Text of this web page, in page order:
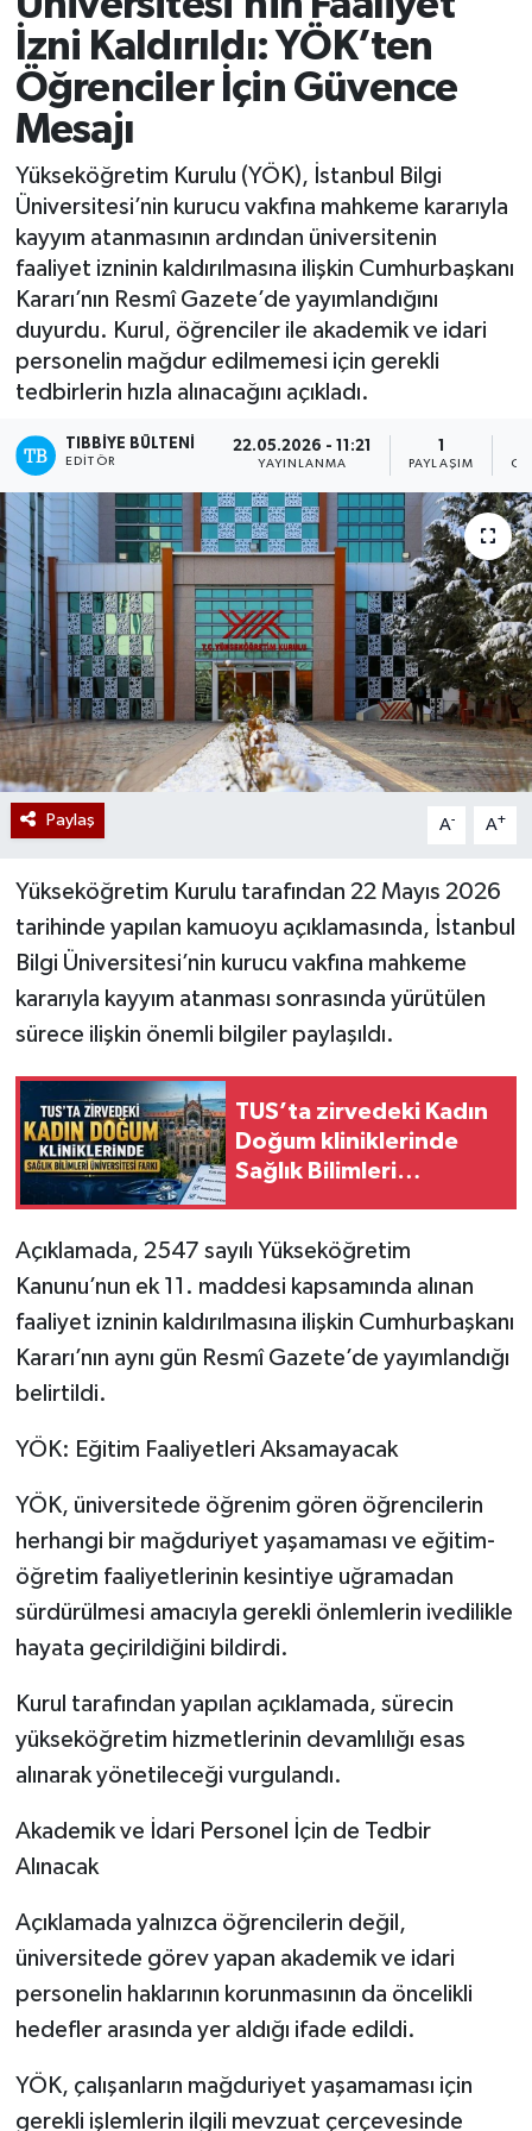
İzni Kaldırıldı: YÖK’ten
Öğrenciler İçin Güvence
Mesajı
Yükseköğretim Kurulu (YÖK), İstanbul Bilgi
Üniversitesi’nin kurucu vakfına mahkeme kararıyla
kayyım atanmasının ardından üniversitenin
faaliyet izninin kaldırılmasına ilişkin Cumhurbaşkanı
Kararı’nın Resmî Gazete’de yayımlandığını
duyurdu. Kurul, öğrenciler ile akademik ve idari
personelin mağdur edilmemesi için gerekli
tedbirlerin hızla alınacağını açıkladı.
TIBBIYE BÜLTENI
EDITÖR
22.05.2026 - 11:21
YAYINLANMA PAYLAŞIM
Paylaş A- A+
Yükseköğretim Kurulu tarafından 22 Mayıs 2026
tarihinde yapılan kamuoyu açıklamasında, İstanbul
Bilgi Üniversitesi’nin kurucu vakfına mahkeme
kararıyla kayyım atanması sonrasında yürütülen
sürece ilişkin önemli bilgiler paylaşıldı.
TUS’ta zirvedeki Kadın
Doğum kliniklerinde
Sağlık Bilimleri
Açıklamada, 2547 sayılı Yükseköğretim
Kanunu’nun ek 11. maddesi kapsamında alınan
faaliyet izninin kaldırılmasına ilişkin Cumhurbaşkanı
Kararı’nın aynı gün Resmî Gazete’de yayımlandığı
belirtildi.
YÖK: Eğitim Faaliyetleri Aksamayacak
YÖK, üniversitede öğrenim gören öğrencilerin
herhangi bir mağduriyet yaşamaması ve eğitim-
öğretim faaliyetlerinin kesintiye uğramadan
sürdürülmesi amacıyla gerekli önlemlerin ivedilikle
hayata geçirildiğini bildirdi.
Kurul tarafından yapılan açıklamada, sürecin
yükseköğretim hizmetlerinin devamlılığı esas
alınarak yönetileceği vurgulandı.
Akademik ve İdari Personel İçin de Tedbir
Alınacak
Açıklamada yalnızca öğrencilerin değil,
üniversitede görev yapan akademik ve idari
personelin haklarının korunmasının da öncelikli
hedefler arasında yer aldığı ifade edildi.
YÖK, çalışanların mağduriyet yaşamaması için
gerekli işlemlerin ilgili mevzuat çerçevesinde